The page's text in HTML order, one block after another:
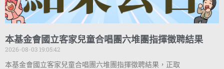
本基金會國立客家兒童合唱團六堆團指揮徵聘結果
2026-08-03 19:05:42
本基金會國立客家兒童合唱團六堆團指揮徵聘結果，正取